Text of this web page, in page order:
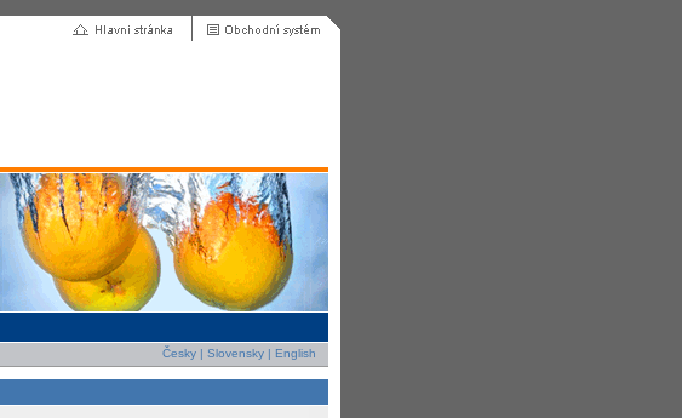
Česky | Slovensky | English